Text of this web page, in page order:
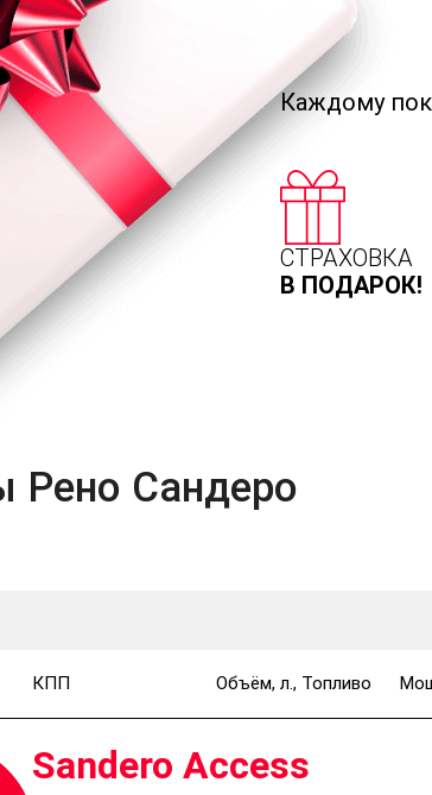
Каждому
СТРАХОВКА
В ПОДАРОК!
Рено Сандеро
КПП Объём, л., Топливо
Sandero Access